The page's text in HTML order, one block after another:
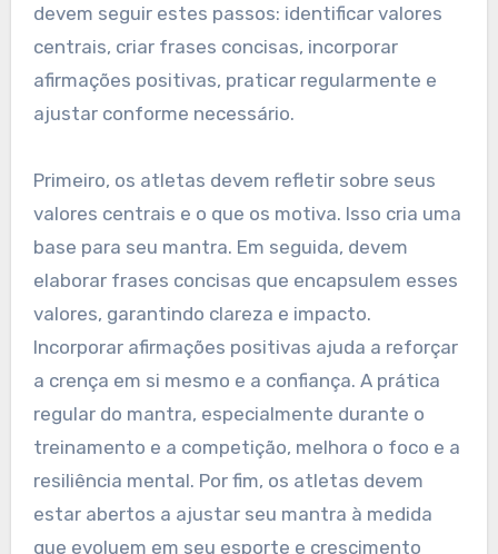
frases que inspirem confiança e motivação.
Repita o mantra diariamente, especialmente
antes das competições, para aumentar o foco e
o desempenho. Adapte o mantra para se alinhar
que ressoe profundamente.
Quais Passos os Atletas
Devem Seguir para
Desenvolver Seu Mantra?